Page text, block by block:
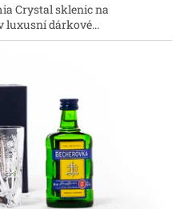
Crystal sklenic na
luxusní dárkové...